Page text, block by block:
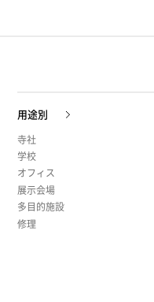
用途別
寺社
学校
オフィス
展示会場
多目的施設
修理